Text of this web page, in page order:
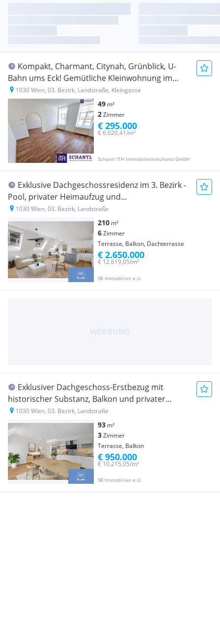
Kompakt, Charmant, Citynah, Grünblick, U-
Bahn ums Eck! Gemütliche Kleinwohnung im
ruhigen Hoftrakt mit Grünblick! 2 toll aufgeteilte
Zimmer + Angenehme Ruhelage in 1030 Wien +
Schönes Altbauhaus!
1030 Wien, 03. Bezirk, Landstraße, Kleingasse
49 m²
2Zimmer
Schantl ITH Immobilientreuhand GmbH
€ 6.020,41/m²
€ 295.000
Exklusive Dachgeschossresidenz im 3. Bezirk -
Pool, privater Heimaufzug und
außergewöhnliche Freiflächen
1030 Wien, 03. Bezirk, Landstraße
210 m²
6Zimmer
Terrasse, Balkon, Dachterrasse
SR Immobilien e.U.
€ 12.619,05/m²
€ 2.650.000
Exklusiver Dachgeschoss-Erstbezug mit
historischer Substanz, Balkon und privater
Terrasse
1030 Wien, 03. Bezirk, Landstraße
93 m²
3Zimmer
Terrasse, Balkon
SR Immobilien e.U.
€ 10.215,05/m²
€ 950.000